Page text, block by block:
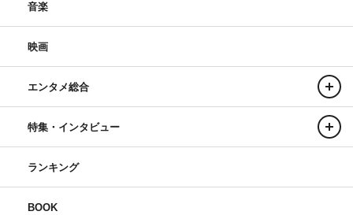
音楽
映画
エンタメ総合
特集・インタビュー
ランキング
BOOK